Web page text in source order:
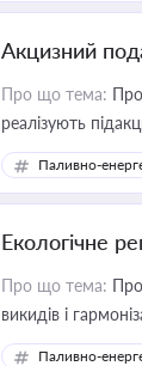
Акцизний
Про що тема:
реалізують
Паливно-
Екологічне
Про що тема:
викидів і
Паливно-